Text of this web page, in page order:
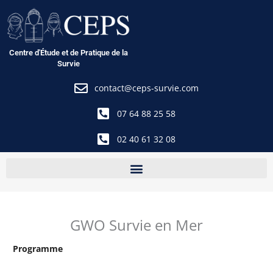
au
contenu
Centre d'Étude et de Pratique de la
Survie
contact@ceps-survie.com
07 64 88 25 58
02 40 61 32 08
GWO Survie en Mer
Programme